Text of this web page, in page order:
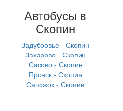
Автобусы в
Скопин
Задубровье - Скопин
Захарово - Скопин
Сасово - Скопин
Пронск - Скопин
Сапожок - Скопин